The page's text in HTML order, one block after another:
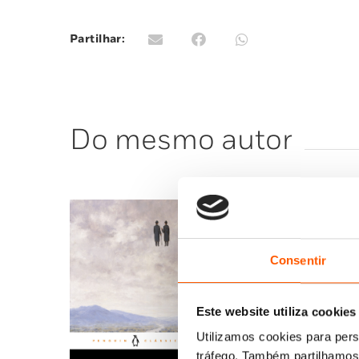
Consentir
Este website utiliza cookies
Utilizamos cookies para
tráfego. Também
Partilhar:
Do mesmo autor